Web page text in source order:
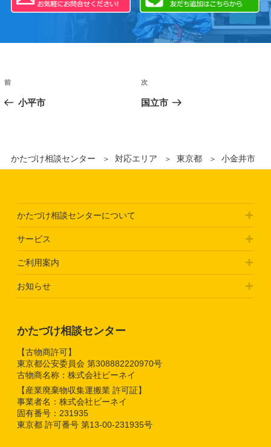
かたづけ相談センター 対応エリア 東京都 小金井市
前
小平市
次
国立市
かたづけ相談センターについて
サービス
ご利用案内
お知らせ
かたづけ相談センター
【古物商許可】
東京都公安委員会 第308882220970号
古物商名称：株式会社ビーネイ
【産業廃棄物収集運搬業 許可証】
事業者名：株式会社ビーネイ
固有番号：231935
東京都 許可番号 第13-00-231935号